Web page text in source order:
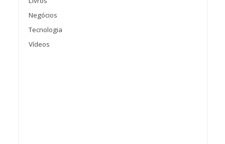
Negócios
Tecnologia
Vídeos